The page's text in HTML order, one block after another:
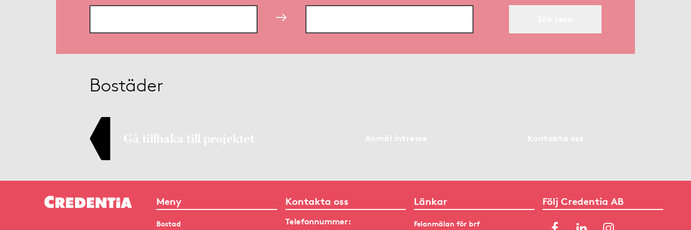
Bostäder
Gå tillbaka till projektet Anmäl intresse Kontakta oss
Meny
Bostad
Kontakta oss
Telefonnummer:
Länkar
Felanmälan för brf
Följ Credentia AB